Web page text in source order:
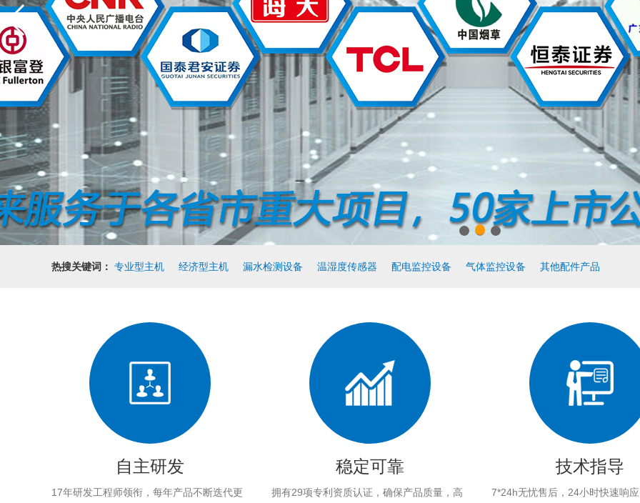
热搜关键词： 专业型主机 经济型主机 漏水检测设备 温湿度传感器 配电监控设备 气体监控设备 其他配件产品
自主研发
17年研发工程师领衔，每年产品不断迭代更
稳定可靠
拥有29项专利资质认证，确保产品质量，高
技术指导
7*24h无忧售后，24小时快速响